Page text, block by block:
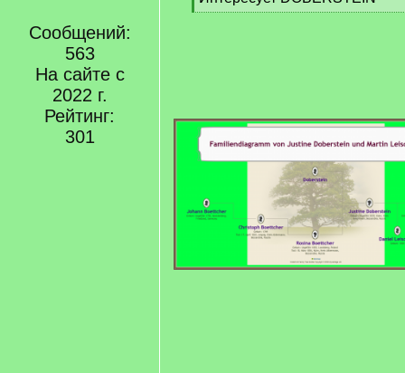
Сообщений:
563
На сайте с
2022 г.
Рейтинг:
301
q
[